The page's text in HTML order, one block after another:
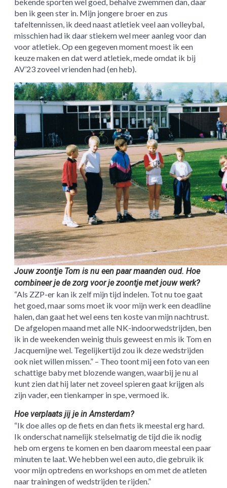
bekende sporten wel goed, behalve zwemmen dan, daar
ben ik geen ster in. Mijn jongere broer en zus
tafeltennissen, ik deed naast atletiek veel aan volleybal,
misschien had ik daar stiekem wel meer aanleg voor dan
voor atletiek. Op een gegeven moment moest ik een
keuze maken en dat werd atletiek, mede omdat ik bij
AV’23 zoveel vrienden had (en heb).
Jouw zoontje Tom is nu een paar maanden oud. Hoe
combineer je de zorg voor je zoontje met jouw werk?
“Als ZZP-er kan ik zelf mijn tijd indelen. Tot nu toe gaat
het goed, maar soms moet ik voor mijn werk een deadline
halen, dan gaat het wel eens ten koste van mijn nachtrust.
De afgelopen maand met alle NK-indoorwedstrijden, ben
ik in de weekenden weinig thuis geweest en mis ik Tom en
Jacquemijne wel. Tegelijkertijd zou ik deze wedstrijden
ook niet willen missen.” – Theo toont mij een foto van een
schattige baby met blozende wangen, waarbij je nu al
kunt zien dat hij later net zoveel spieren gaat krijgen als
zijn vader, een tienkamper in spe, vermoed ik.
Hoe verplaats jij je in Amsterdam?
“Ik doe alles op de fiets en dan fiets ik meestal erg hard.
Ik onderschat namelijk stelselmatig de tijd die ik nodig
heb om ergens te komen en ben daarom meestal een paar
minuten te laat. We hebben wel een auto, die gebruik ik
voor mijn optredens en workshops en om met de atleten
naar trainingen of wedstrijden te rijden.”